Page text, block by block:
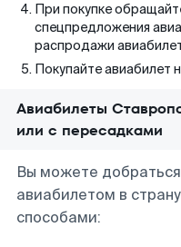
При покупке
спецпредложения
распродажи
Покупайте авиабилет
Авиабилеты
или с пересадками
Вы можете
авиабилетом в
способами: